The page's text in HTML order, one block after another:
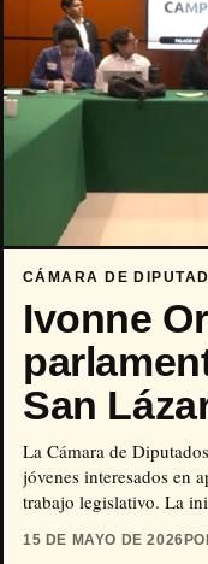
CÁMARA DE
Ivonne
San
La Cámara de
jóvenes interesados en
trabajo legislativo. La
Ivonne Ortega
Movimiento
15 DE MAYO DE 2026